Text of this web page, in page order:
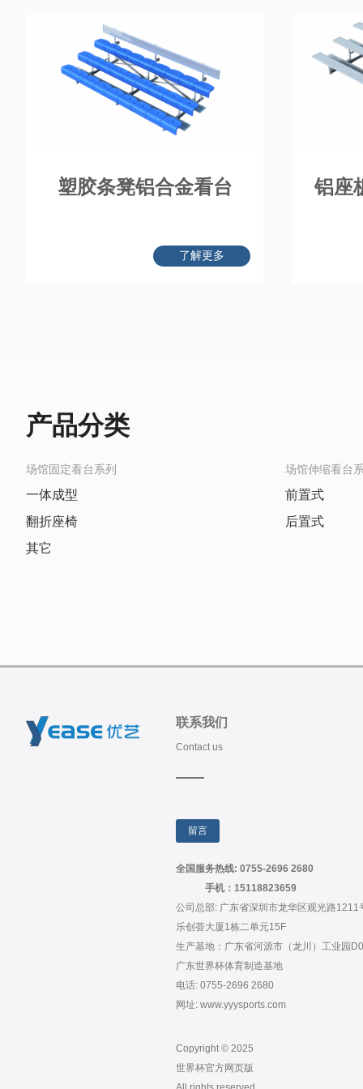
塑胶条凳铝合金看台
了解更多
铝座
产品分类
场馆固定看台系列
一体成型
翻折座椅
其它
场馆伸缩看台
前置式
后置式
联系我们
Contact us
留言
全国服务热线: 0755-2696 2680
手机：15118823659
公司总部: 广东省深圳市龙华区观光路1211
乐创荟大厦1栋二单元15F
生产基地：广东省河源市（龙川）工业园
广东世界杯体育制造基地
电话: 0755-2696 2680
网址: www.yyysports.com
Copyright © 2025
世界杯官方网页版